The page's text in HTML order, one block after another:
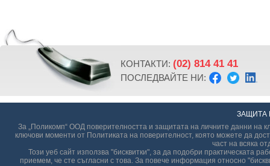
ЗАЩИТА
За „Поликомп“ ООД поверителността и защитата на личните данни на
ключови моменти от Политиката на поверителност, която можете да
част на всяка
Този уеб сайт използва "бисквитки", за да подобри практическата
приемем, че сте съгласни с това. За повече информация относно
КОНТАКТИ: (02) 814 41 41
ПОСЛЕДВАЙТЕ НИ: